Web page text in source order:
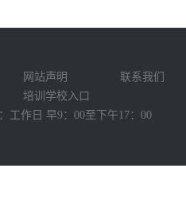
网站声明
联系我们
培训学校入口
工作日 早9：00至下午17：00